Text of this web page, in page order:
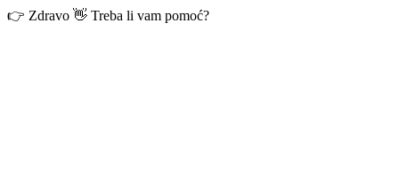
👉 Zdravo 👋 Treba li vam pomoć?